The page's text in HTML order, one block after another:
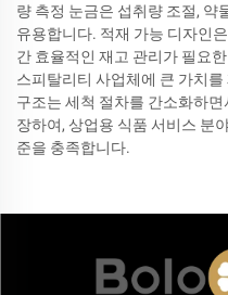
량 측정 눈금은 섭취량 조절, 약
유용합니다. 적재 가능 디자인
간 효율적인 재고 관리가 필요
스피탈리티 사업체에 큰 가치
구조는 세척 절차를 간소화하
장하여, 상업용 식품 서비스 분
준을 충족합니다.